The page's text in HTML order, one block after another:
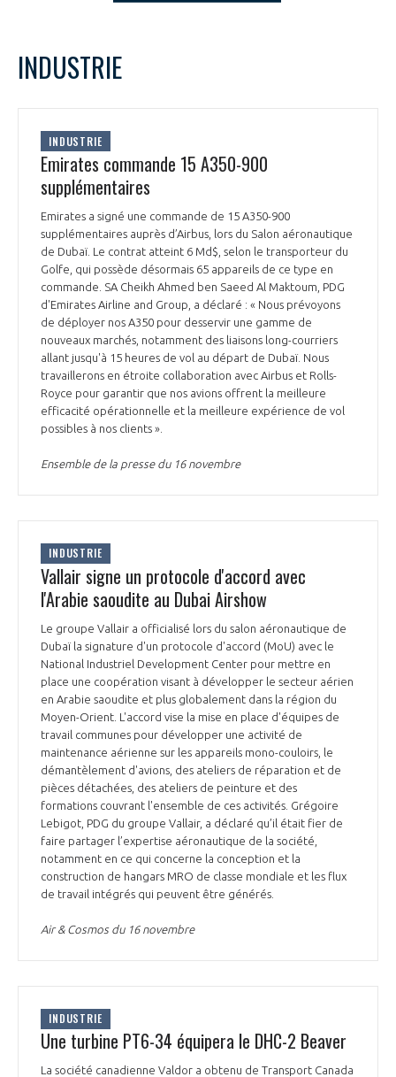
LE GIFAS
NOTRE VISION
NOS MISSIONS
NOTRE HISTOIRE
ORGANISATION
LE CONSEIL DU GIFAS
L’ÉQUIPE DU GIFAS
NOS RÉSEAUX À L'INTERNATIONAL
FONCTIONNEMENT
GEADS
COMITÉ AERO PME
STARTAIR
COMMISSIONS ET COMITÉS
ACCOMPAGNEMENT DE NOS ADHÉRENTS
LES PROGRAMMES DU GIFAS
UN ÉCOSYSTÈME INTÉGRÉ ET COHÉRENT
POURQUOI DEVENIR MEMBRE ?
LA MÉDIATION
LA MÉDIATION DANS LA FILIÈRE AÉRONAUTIQUE ET SPATIALE
LE MÉDIATEUR DE LA FILIÈRE AÉRONAUTIQUE ET SPATIALE
MÉDIATION ET CHARTE D’ENGAGEMENT SUR LES RELATIONS ENTRE
CLIENTS ET FOURNISSEURS
LA MÉDIATION AU-DELÀ DE LA FILIÈRE AÉRONAUTIQUE ET SPATIALE
PRENDRE CONTACT AVEC LE MÉDIATEUR DE LA FILIÈRE
LE SALON DU BOURGET
L'OBSERVATOIRE
LES ENJEUX
EMPLOI & FORMATION
ENVIRONNEMENT
INNOVATION
INTERNATIONALISATION
LES PUBLICATIONS
DOCUMENTS & BROCHURES
RAPPORTS D'ACTIVITÉS
L
1 2 3 4
5
15 16 17
INDUSTRIE
INDUSTRIE
Emirates commande 15 A350-900
supplémentaires
Emirates a signé une commande de 15 A350-900
supplémentaires auprès d’Airbus, lors du Salon aéronautique
de Dubaï. Le contrat atteint 6 Md$, selon le transporteur du
Golfe, qui possède désormais 65 appareils de ce type en
commande. SA Cheikh Ahmed ben Saeed Al Maktoum, PDG
d'Emirates Airline and Group, a déclaré : « Nous prévoyons
de déployer nos A350 pour desservir une gamme de
nouveaux marchés, notamment des liaisons long-courriers
allant jusqu'à 15 heures de vol au départ de Dubaï. Nous
travaillerons en étroite collaboration avec Airbus et Rolls-
Royce pour garantir que nos avions offrent la meilleure
efficacité opérationnelle et la meilleure expérience de vol
possibles à nos clients ».
Ensemble de la presse du 16 novembre
INDUSTRIE
Vallair signe un protocole d'accord avec
l'Arabie saoudite au Dubai Airshow
Le groupe Vallair a officialisé lors du salon aéronautique de
Dubaï la signature d'un protocole d'accord (MoU) avec le
National Industriel Development Center pour mettre en
place une coopération visant à développer le secteur aérien
en Arabie saoudite et plus globalement dans la région du
Moyen-Orient. L'accord vise la mise en place d'équipes de
travail communes pour développer une activité de
maintenance aérienne sur les appareils mono-couloirs, le
démantèlement d'avions, des ateliers de réparation et de
pièces détachées, des ateliers de peinture et des
formations couvrant l'ensemble de ces activités. Grégoire
Lebigot, PDG du groupe Vallair, a déclaré qu’il était fier de
faire partager l’expertise aéronautique de la société,
notamment en ce qui concerne la conception et la
construction de hangars MRO de classe mondiale et les flux
de travail intégrés qui peuvent être générés.
Air & Cosmos du 16 novembre
INDUSTRIE
Une turbine PT6-34 équipera le DHC-2 Beaver
La société canadienne Valdor a obtenu de Transport Canada
votre réseau au sein d’un écosystème intégré et
Découvrez les avantages d'adhérer au GIFAS.
Rencontres, salons, données sectorielles,
programmes ...
OUI NON